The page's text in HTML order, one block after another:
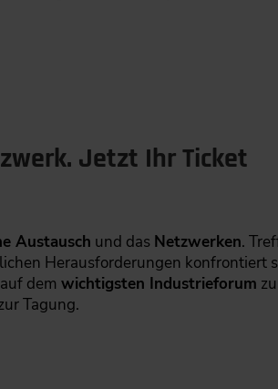
Jetzt Ihr Ticket
Austausch und das Netzwerken.
Herausforderungen konfrontiert
dem wichtigsten Industrieforum
Tagung.